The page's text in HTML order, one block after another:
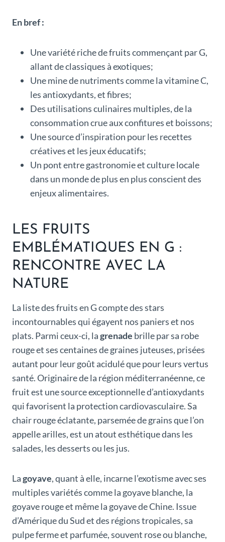
En bref :
Une variété riche de fruits commençant par G,
allant de classiques à exotiques;
Une mine de nutriments comme la vitamine C,
les antioxydants, et fibres;
Des utilisations culinaires multiples, de la
consommation crue aux confitures et boissons;
Une source d’inspiration pour les recettes
créatives et les jeux éducatifs;
Un pont entre gastronomie et culture locale
dans un monde de plus en plus conscient des
enjeux alimentaires.
LES FRUITS
EMBLÉMATIQUES EN G :
RENCONTRE AVEC LA
NATURE
La liste des fruits en G compte des stars
incontournables qui égayent nos paniers et nos
plats. Parmi ceux-ci, lagrenade brille par sa robe
rouge et ses centaines de graines juteuses, prisées
autant pour leur goût acidulé que pour leurs vertus
santé. Originaire de la région méditerranéenne, ce
fruit est une source exceptionnelle d’antioxydants
qui favorisent la protection cardiovasculaire. Sa
chair rouge éclatante, parsemée de grains que l’on
appelle arilles, est un atout esthétique dans les
salades, les desserts ou les jus.
Lagoyave, quant à elle, incarne l’exotisme avec ses
multiples variétés comme la goyave blanche, la
goyave rouge et même la goyave de Chine. Issue
d’Amérique du Sud et des régions tropicales, sa
pulpe ferme et parfumée, souvent rose ou blanche,